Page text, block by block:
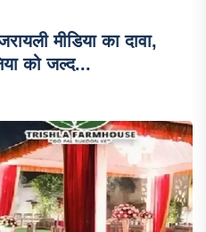
मीडिया का दावा,
को जल्द...